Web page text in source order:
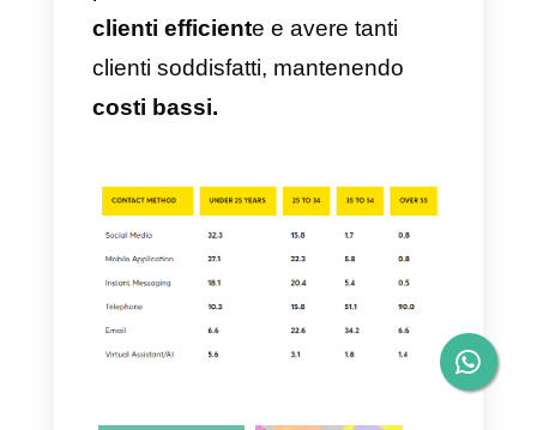
I forum sono un ottimo modo per
costruire una community
o servizio. Sono spazi in cui i tuoi
clienti, e potenziali clienti,
possono trovare risposte alle
domande più comuni, parlare del
tuo prodotto o servizio, e da cui